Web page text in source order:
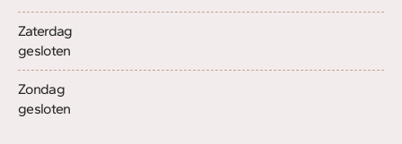
Zaterdag
gesloten
Zondag
gesloten